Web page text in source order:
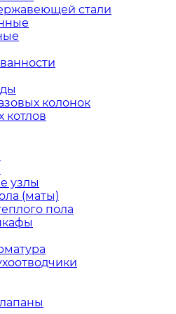
стали
колонок
котлов
узлы
(маты)
пола